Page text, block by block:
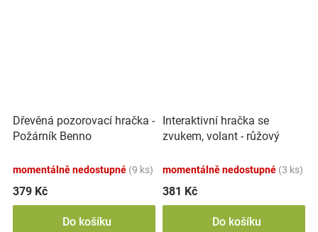
Dřevěná pozorovací hračka -
Požárník Benno
momentálně nedostupné (9 ks)
379 Kč
Do košíku
Interaktivní hračka se
zvukem, volant - růžový
momentálně nedostupné (3 ks)
381 Kč
Do košíku